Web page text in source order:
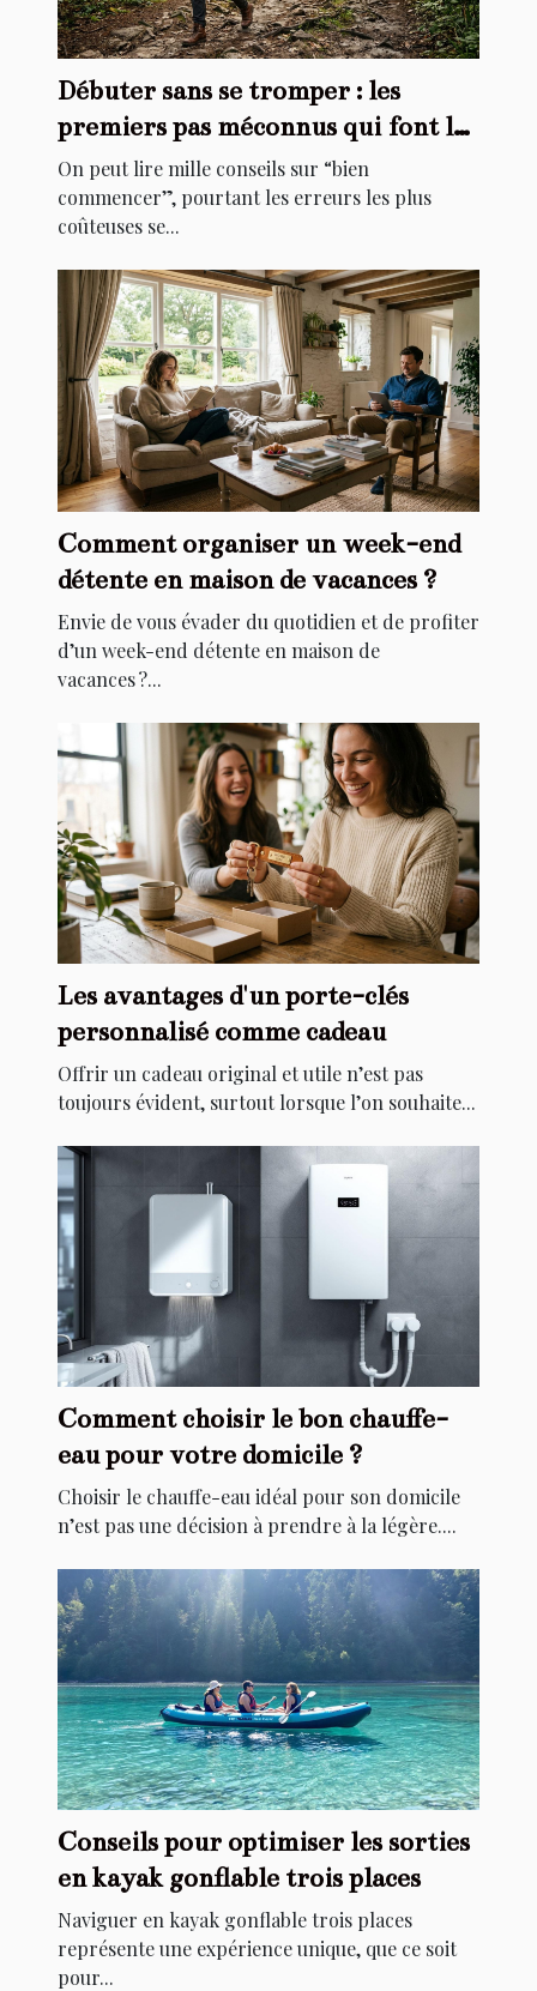
Débuter sans se tromper : les
premiers pas méconnus qui font la
différence
On peut lire mille conseils sur “bien
commencer”, pourtant les erreurs les plus
coûteuses se...
Comment organiser un week-end
détente en maison de vacances ?
Envie de vous évader du quotidien et de profiter
d’un week-end détente en maison de
vacances ?...
Les avantages d'un porte-clés
personnalisé comme cadeau
Offrir un cadeau original et utile n’est pas
toujours évident, surtout lorsque l’on souhaite...
Comment choisir le bon chauffe-
eau pour votre domicile ?
Choisir le chauffe-eau idéal pour son domicile
n’est pas une décision à prendre à la légère....
Conseils pour optimiser les sorties
en kayak gonflable trois places
Naviguer en kayak gonflable trois places
représente une expérience unique, que ce soit
pour...